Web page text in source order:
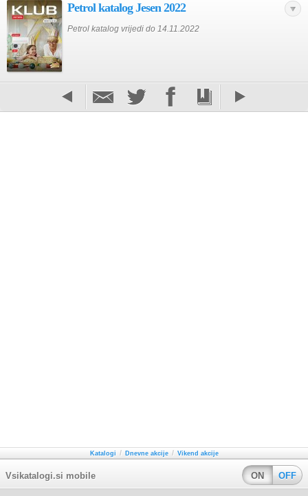
Petrol katalog Jesen 2022
Petrol katalog vrijedi do 14.11.2022
Katalogi / Dnevne akcije / Vikend akcije
Vsikatalogi.si mobile ON OFF